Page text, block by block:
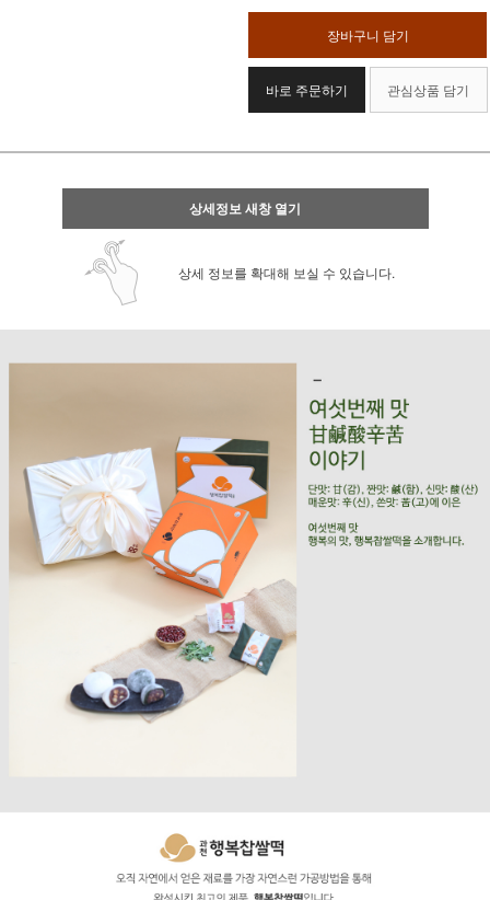
장바구니 담기
바로 주문하기 관심상품 담기
상세정보 새창 열기
상세 정보를 확대해 보실 수 있습니다.